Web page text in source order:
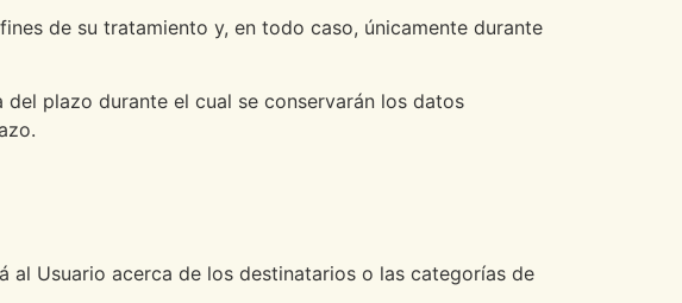
de su tratamiento y, en todo caso, únicamente durante
plazo durante el cual se conservarán los datos
al Usuario acerca de los destinatarios o las categorías de